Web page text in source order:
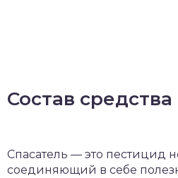
Состав средства
Спасатель — это пестицид
соединяющий в себе